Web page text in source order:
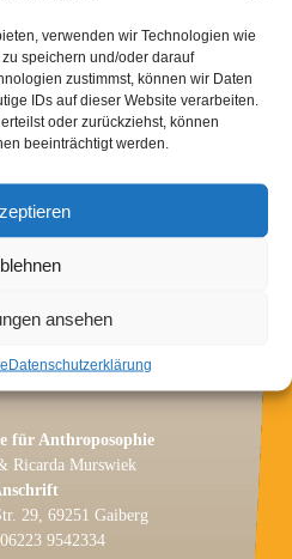
verwenden wir Technologien wie
speichern und/oder darauf
zustimmst, können wir Daten
IDs auf dieser Website verarbeiten.
oder zurückziehst, können
beeinträchtigt werden.
ansehen
Datenschutzerklärung
Mainz
für Anthroposophie
Ricarda Murswiek
29, 69251 Gaiberg
06223 9542334